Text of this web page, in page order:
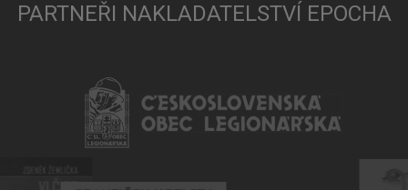
PARTNEŘI NAKLADATELSTVÍ EPOCHA